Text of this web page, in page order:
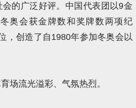
的广泛好评。中国代表团以9金
奥会获金牌数和奖牌数两项纪
，创造了自1980年参加冬奥会以
场流光溢彩、气氛热烈。